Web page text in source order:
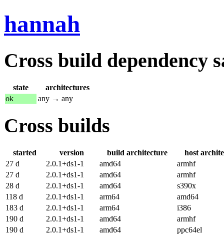
hannah
Cross build dependency
state
architectures
ok
any → any
Cross builds
started version build architecture
host
27 d
2.0.1+ds1-1 amd64
armhf
27 d
2.0.1+ds1-1 amd64
armhf
28 d
2.0.1+ds1-1 amd64
s390x
118 d
2.0.1+ds1-1 arm64
amd64
183 d
2.0.1+ds1-1 arm64
i386
190 d
2.0.1+ds1-1 amd64
armhf
190 d
2.0.1+ds1-1 amd64
ppc64el